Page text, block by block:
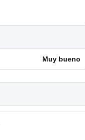
Muy bueno